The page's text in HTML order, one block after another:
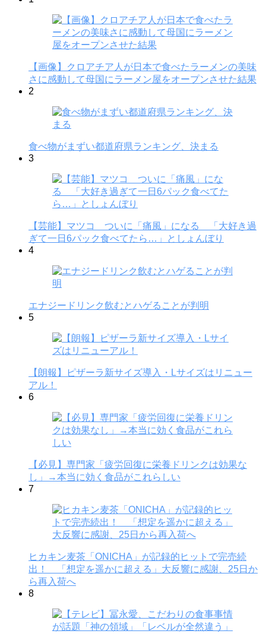
【画像】クロアチア人が日本で食べたラーメンの美味
さに感動して母国にラーメン屋をオープンさせた結果
2
食べ物がまずい都道府県ランキング、決まる
3
【芸能】マツコ ついに「痛風」になる 「大好き過
ぎて一日6パック食べてたら…」としょんぼり
4
エナジードリンク飲むとハゲることが判明
5
【朗報】ピザーラ新サイズ導入・Lサイズはリニュー
アル！
6
【必見】専門家「疲労回復に栄養ドリンクは効果な
し」→本当に効く食品がこれらしい
7
ヒカキン麦茶「ONICHA」が記録的ヒットで完売続
出！ 「想定を遥かに超える」大反響に感謝、25日か
ら再入荷へ
8